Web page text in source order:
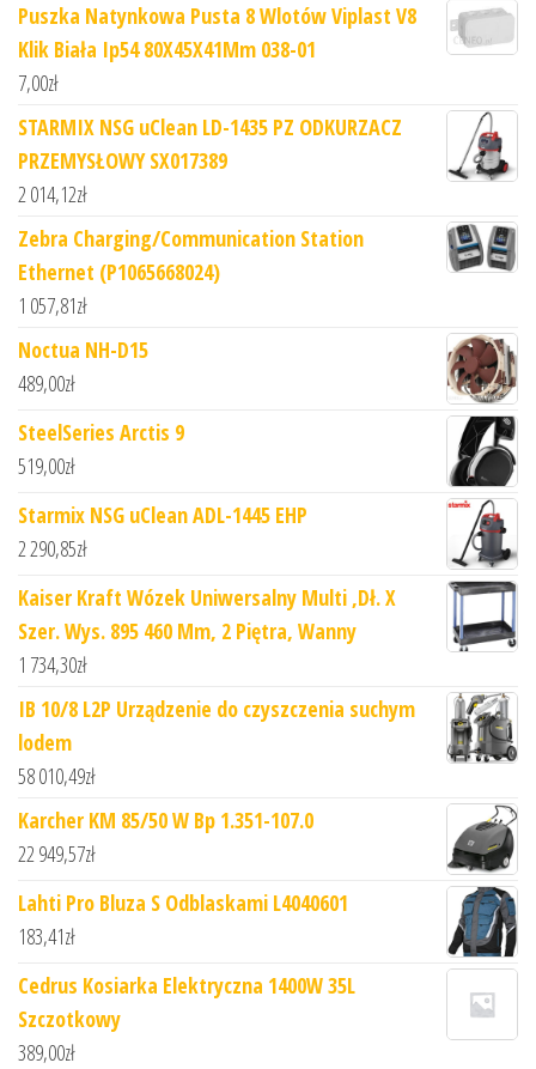
Puszka Natynkowa Pusta 8 Wlotów Viplast V8
Klik Biała Ip54 80X45X41Mm 038-01
7,00zł
STARMIX NSG uClean LD-1435 PZ ODKURZACZ
PRZEMYSŁOWY SX017389
2 014,12zł
Zebra Charging/Communication Station
Ethernet (P1065668024)
1 057,81zł
Noctua NH-D15
489,00zł
SteelSeries Arctis 9
519,00zł
Starmix NSG uClean ADL-1445 EHP
2 290,85zł
Kaiser Kraft Wózek Uniwersalny Multi ,Dł. X
Szer. Wys. 895 460 Mm, 2 Piętra, Wanny
1 734,30zł
IB 10/8 L2P Urządzenie do czyszczenia suchym
lodem
58 010,49zł
Karcher KM 85/50 W Bp 1.351-107.0
22 949,57zł
Lahti Pro Bluza S Odblaskami L4040601
183,41zł
Cedrus Kosiarka Elektryczna 1400W 35L
Szczotkowy
389,00zł